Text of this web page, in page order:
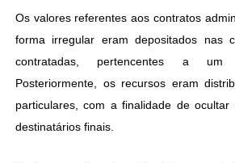
Os valores referentes aos contratos
forma irregular eram depositados nas
contratadas, pertencentes a um
Posteriormente, os recursos eram
particulares, com a finalidade de
destinatários finais.